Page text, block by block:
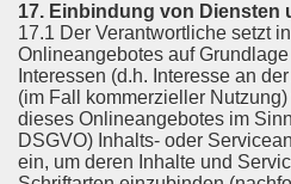
17. Einbindung von Diensten
17.1 Der Verantwortliche setzt
Onlineangebotes auf
Interessen (d.h. Interesse an
(im Fall kommerzieller
dieses Onlineangebotes im
DSGVO) Inhalts- oder
ein, um deren Inhalte und